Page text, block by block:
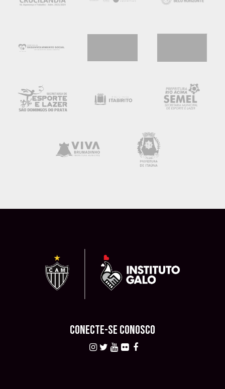
CONECTE-SE CONOSCO